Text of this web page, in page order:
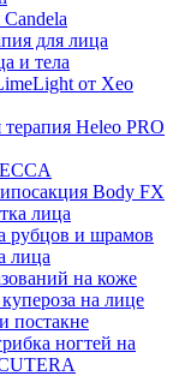
Сandela
для лица
и тела
от Xeo
Heleo PRO
Body FX
лица
рубцов и шрамов
лица
на коже
на лице
постакне
ногтей на